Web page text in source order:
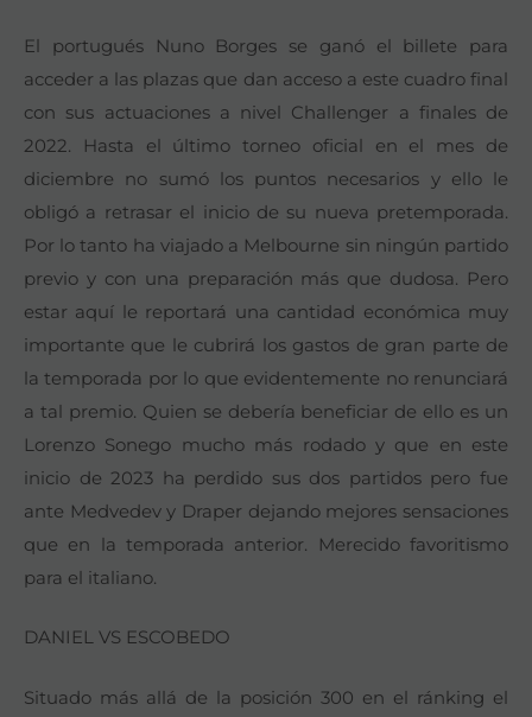
El portugués Nuno Borges se ganó el billete para
acceder a las plazas que dan acceso a este cuadro final
con sus actuaciones a nivel Challenger a finales de
2022. Hasta el último torneo oficial en el mes de
diciembre no sumó los puntos necesarios y ello le
obligó a retrasar el inicio de su nueva pretemporada.
Por lo tanto ha viajado a Melbourne sin ningún partido
previo y con una preparación más que dudosa. Pero
estar aquí le reportará una cantidad económica muy
importante que le cubrirá los gastos de gran parte de
la temporada por lo que evidentemente no renunciará
a tal premio. Quien se debería beneficiar de ello es un
Lorenzo Sonego mucho más rodado y que en este
inicio de 2023 ha perdido sus dos partidos pero fue
ante Medvedev y Draper dejando mejores sensaciones
que en la temporada anterior. Merecido favoritismo
para el italiano.
DANIEL VS ESCOBEDO
Situado más allá de la posición 300 en el ránking el